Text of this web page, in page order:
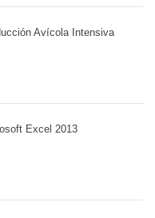
Avícola Intensiva
Excel 2013